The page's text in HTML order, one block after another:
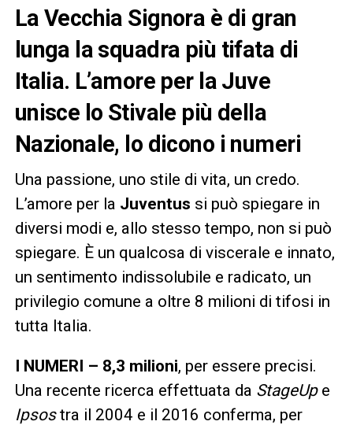
La Vecchia Signora è di gran
lunga la squadra più tifata di
Italia. L’amore per la Juve
unisce lo Stivale più della
Nazionale, lo dicono i numeri
Una passione, uno stile di vita, un credo.
L’amore per la Juventus si può spiegare in
diversi modi e, allo stesso tempo, non si può
spiegare. È un qualcosa di viscerale e innato,
un sentimento indissolubile e radicato, un
privilegio comune a oltre 8 milioni di tifosi in
tutta Italia.
I NUMERI – 8,3 milioni, per essere precisi.
Una recente ricerca effettuata da StageUpe
Ipsostra il 2004 e il 2016 conferma, per